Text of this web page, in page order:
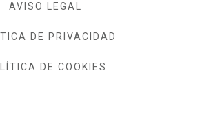
AVISO LEGAL
DE PRIVACIDAD
DE COOKIES